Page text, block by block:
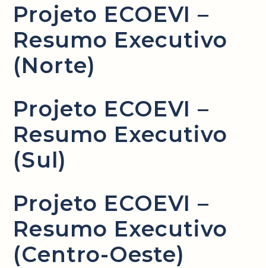
Projeto ECOEVI –
Resumo Executivo
(Norte)
Projeto ECOEVI –
Resumo Executivo
(Sul)
Projeto ECOEVI –
Resumo Executivo
(Centro-Oeste)